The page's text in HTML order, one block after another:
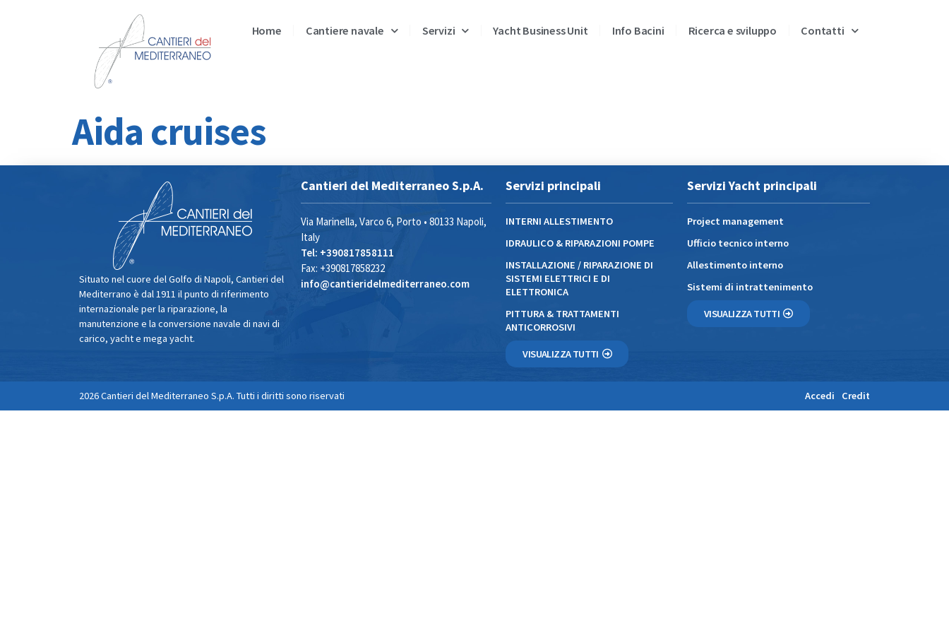
Home Cantiere navale Servizi Yacht Business Unit Info Bacini Ricerca e sviluppo Contatti
Aida cruises
Situato nel cuore del Golfo di Napoli, Cantieri del
Mediterrano è dal 1911 il punto di riferimento
internazionale per la riparazione, la
manutenzione e la conversione navale di navi di
carico, yacht e mega yacht.
Cantieri del Mediterraneo S.p.A.
Via Marinella, Varco 6, Porto • 80133 Napoli,
Italy
Tel: +390817858111
Fax: +390817858232
info@cantieridelmediterraneo.com
Servizi principali
INTERNI ALLESTIMENTO
IDRAULICO & RIPARAZIONI POMPE
INSTALLAZIONE / RIPARAZIONE DI
SISTEMI ELETTRICI E DI
ELETTRONICA
PITTURA & TRATTAMENTI
ANTICORROSIVI
VISUALIZZA TUTTI
Servizi Yacht principali
Project management
Ufficio tecnico interno
Allestimento interno
Sistemi di intrattenimento
VISUALIZZA TUTTI
2026 Cantieri del Mediterraneo S.p.A. Tutti i diritti sono riservati Accedi Credit